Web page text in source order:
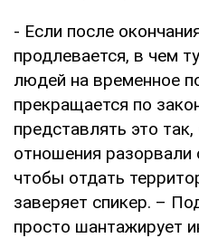
- Если после
продлевается, в чем
людей на временное
прекращается по
представлять это
отношения разорвали
чтобы отдать
заверяет спикер. –
просто шантажирует